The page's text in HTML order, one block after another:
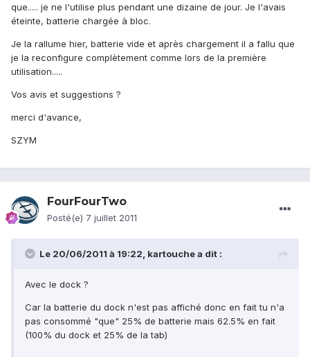
que..... je ne l'utilise plus pendant une dizaine de jour. Je l'avais
éteinte, batterie chargée à bloc.
Je la rallume hier, batterie vide et après chargement il a fallu que
je la reconfigure complètement comme lors de la première
utilisation.....
Vos avis et suggestions ?
merci d'avance,
SZYM
FourFourTwo
Posté(e) 7 juillet 2011
Le 20/06/2011 à 19:22, kartouche a dit :
Avec le dock ?
Car la batterie du dock n'est pas affiché donc en fait tu n'a
pas consommé "que" 25% de batterie mais 62.5% en fait
(100% du dock et 25% de la tab)